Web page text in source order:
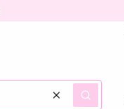
WyczyśćSzukaj